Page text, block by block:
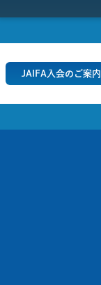
JAIFA入会のご案内